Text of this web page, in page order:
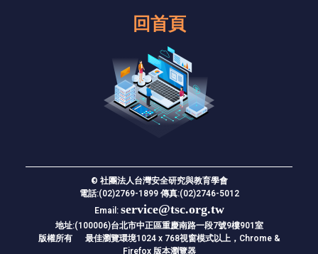
回首頁
© 社團法人台灣安全研究與教育學會
電話:(02)2769-1899 傳真:(02)2746-5012
Email:service@tsc.org.tw
地址:(100006)台北市中正區重慶南路一段7號9樓901室
版權所有 最佳瀏覽環境1024 x 768視窗模式以上，Chrome &
Firefox 版本瀏覽器